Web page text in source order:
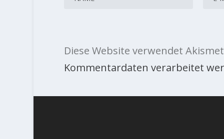
Diese Website verwendet
Kommentardaten verarbeitet